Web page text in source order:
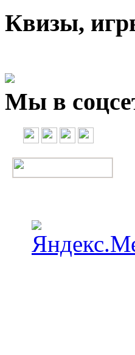
Квизы,
Мы в